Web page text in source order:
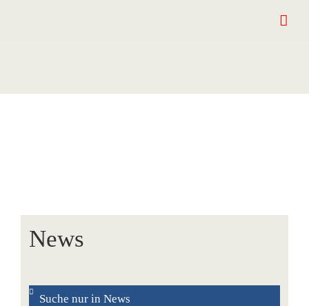
News
Suche nur in News